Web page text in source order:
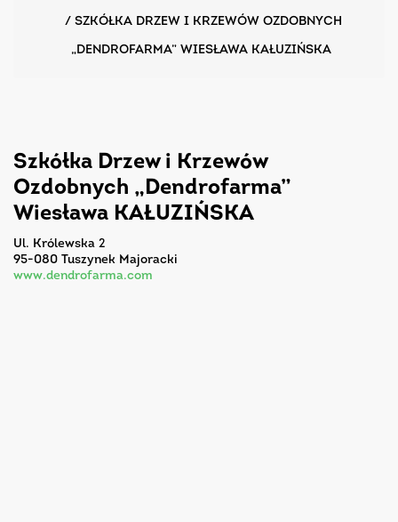
/ SZKÓŁKA DRZEW I KRZEWÓW OZDOBNYCH
„DENDROFARMA” WIESŁAWA KAŁUZIŃSKA
Szkółka Drzew i Krzewów
Ozdobnych „Dendrofarma”
Wiesława KAŁUZIŃSKA
ul. Królewska 2
95-080 Tuszynek Majoracki
www.dendrofarma.com